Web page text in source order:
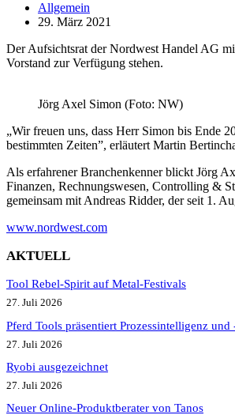
Allgemein
29. März 2021
Der Aufsichtsrat der Nordwest Handel AG
Vorstand zur Verfügung stehen.
Jörg Axel Simon (Foto: NW)
„Wir freuen uns, dass Herr Simon bis Ende
bestimmten Zeiten”, erläutert Martin
Als erfahrener Branchenkenner blickt Jörg
Finanzen, Rechnungswesen, Controlling &
gemeinsam mit Andreas Ridder, der seit 1.
www.nordwest.com
AKTUELL
Tool Rebel-Spirit auf Metal-Festivals
27. Juli 2026
Pferd Tools präsentiert Prozessintelligenz
27. Juli 2026
Ryobi ausgezeichnet
27. Juli 2026
Neuer Online-Produktberater von Tanos